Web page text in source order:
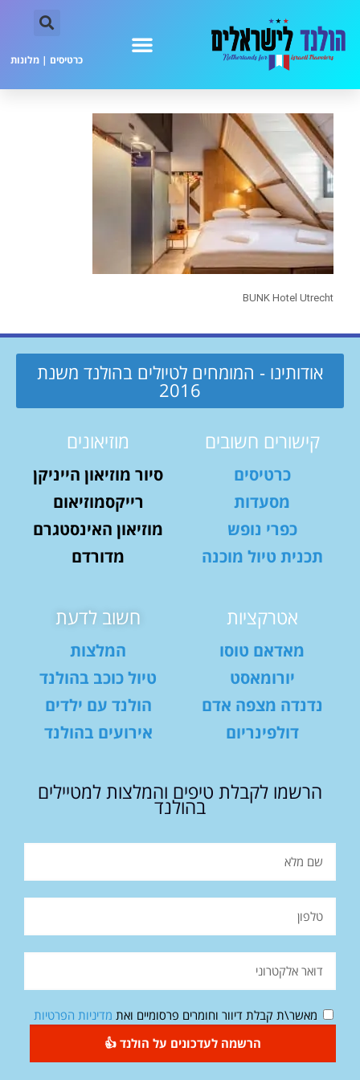
כרטיסים | מלונות
BUNK Hotel Utrecht
אודותינו - המומחים לטיולים בהולנד משנת
2016
קישורים חשובים
כרטיסים
מסעדות
כפרי נופש
תכנית טיול מוכנה
מוזיאונים
סיור מוזיאון הייניקן
רייקסמוזיאום
מוזיאון האינסטגרם
מדורדם
אטרקציות
מאדאם טוסו
יורומאסט
נדנדה מצפה אדם
דולפינריום
חשוב לדעת
המלצות
טיול כוכב בהולנד
הולנד עם ילדים
אירועים בהולנד
הרשמו לקבלת טיפים והמלצות למטיילים
בהולנד
מאשר\ת קבלת דיוור וחומרים פרסומיים ואת מדיניות הפרטיות
הרשמה לעדכונים על הולנד 👍